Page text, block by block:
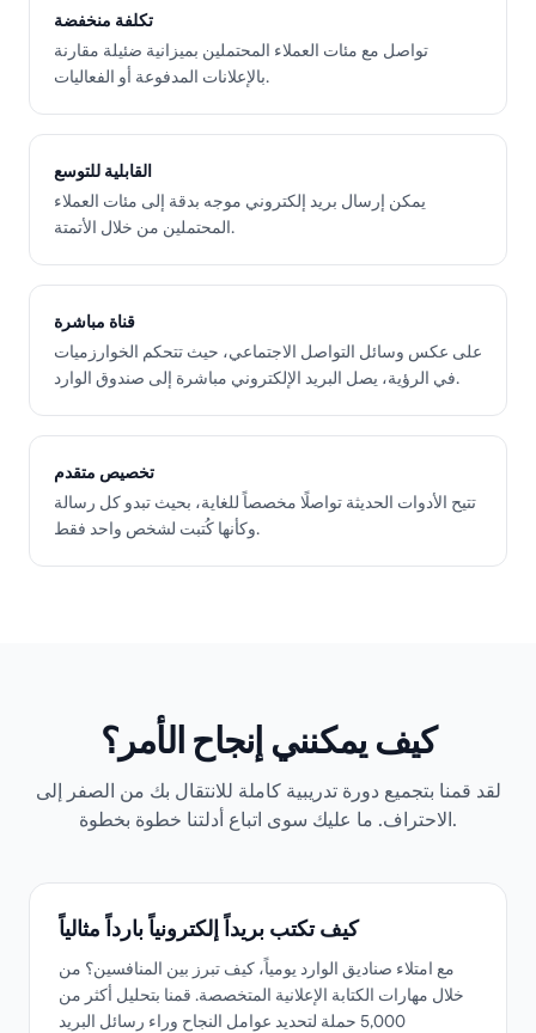
تكلفة منخفضة
تواصل مع مئات العملاء المحتملين بميزانية ضئيلة مقارنة
بالإعلانات المدفوعة أو الفعاليات.
القابلية للتوسع
يمكن إرسال بريد إلكتروني موجه بدقة إلى مئات العملاء
المحتملين من خلال الأتمتة.
قناة مباشرة
على عكس وسائل التواصل الاجتماعي، حيث تتحكم الخوارزميات
في الرؤية، يصل البريد الإلكتروني مباشرة إلى صندوق الوارد.
تخصيص متقدم
تتيح الأدوات الحديثة تواصلًا مخصصاً للغاية، بحيث تبدو كل رسالة
وكأنها كُتبت لشخص واحد فقط.
كيف يمكنني إنجاح الأمر؟
لقد قمنا بتجميع دورة تدريبية كاملة للانتقال بك من الصفر إلى
الاحتراف. ما عليك سوى اتباع أدلتنا خطوة بخطوة.
كيف تكتب بريداً إلكترونياً بارداً مثالياً
مع امتلاء صناديق الوارد يومياً، كيف تبرز بين المنافسين؟ من
خلال مهارات الكتابة الإعلانية المتخصصة. قمنا بتحليل أكثر من
5,000 حملة لتحديد عوامل النجاح وراء رسائل البريد